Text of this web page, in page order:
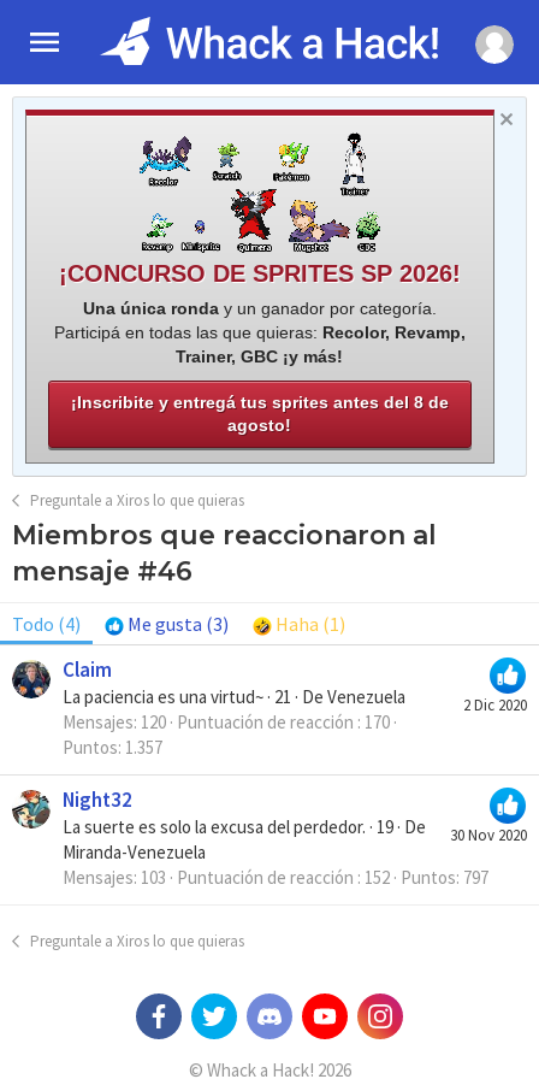
¡CONCURSO DE SPRITES SP 2026!
Una única ronday un ganador por categoría.
Participá en todas las que quieras: Recolor, Revamp,
Trainer, GBC ¡y más!
¡Inscribite y entregá tus sprites antes del 8 de
agosto!
Preguntale a Xiros lo que quieras
Miembros que reaccionaron al
mensaje #46
Todo (4) Me gusta (3) Haha (1)
2 Dic 2020
Claim
La paciencia es una virtud~ · 21 · De Venezuela
Mensajes 120 Puntuación de reacción 170
Puntos 1.357
30 Nov 2020
Night32
La suerte es solo la excusa del perdedor. · 19 · De
Miranda-Venezuela
Mensajes 103 Puntuación de reacción 152 Puntos 797
Preguntale a Xiros lo que quieras
© Whack a Hack! 2026